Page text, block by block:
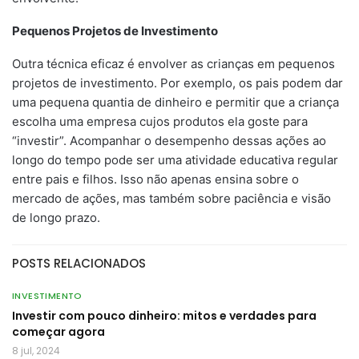
Pequenos Projetos de Investimento
Outra técnica eficaz é envolver as crianças em pequenos
projetos de investimento. Por exemplo, os pais podem dar
uma pequena quantia de dinheiro e permitir que a criança
escolha uma empresa cujos produtos ela goste para
“investir”. Acompanhar o desempenho dessas ações ao
longo do tempo pode ser uma atividade educativa regular
entre pais e filhos. Isso não apenas ensina sobre o
mercado de ações, mas também sobre paciência e visão
de longo prazo.
POSTS RELACIONADOS
INVESTIMENTO
Investir com pouco dinheiro: mitos e verdades para
começar agora
8 jul, 2024